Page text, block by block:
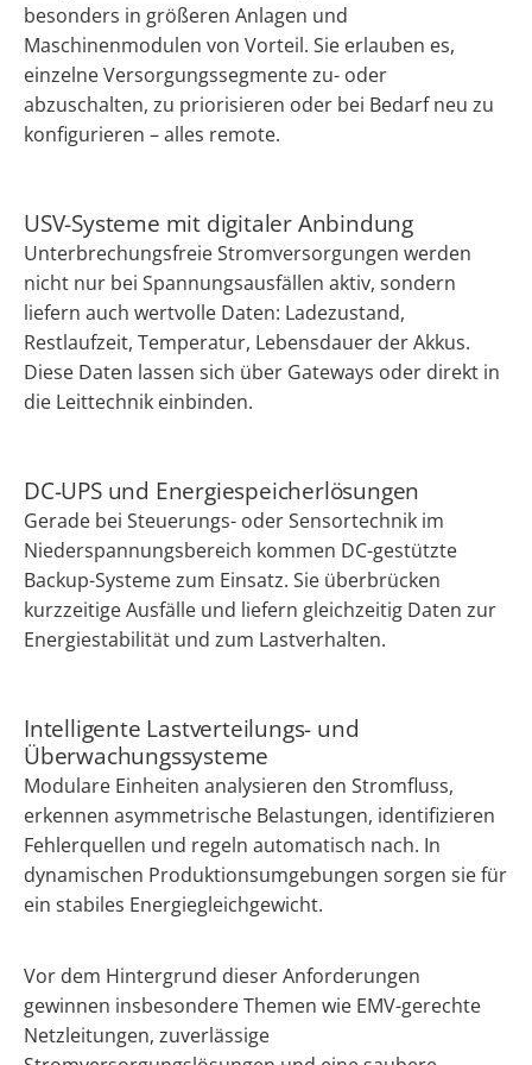
besonders in größeren Anlagen und
Maschinenmodulen von Vorteil. Sie erlauben es,
einzelne Versorgungssegmente zu- oder
abzuschalten, zu priorisieren oder bei Bedarf neu zu
konfigurieren – alles remote.
USV-Systeme mit digitaler Anbindung
Unterbrechungsfreie Stromversorgungen werden
nicht nur bei Spannungsausfällen aktiv, sondern
liefern auch wertvolle Daten: Ladezustand,
Restlaufzeit, Temperatur, Lebensdauer der Akkus.
Diese Daten lassen sich über Gateways oder direkt in
die Leittechnik einbinden.
DC-UPS und Energiespeicherlösungen
Gerade bei Steuerungs- oder Sensortechnik im
Niederspannungsbereich kommen DC-gestützte
Backup-Systeme zum Einsatz. Sie überbrücken
kurzzeitige Ausfälle und liefern gleichzeitig Daten zur
Energiestabilität und zum Lastverhalten.
Intelligente Lastverteilungs- und
Überwachungssysteme
Modulare Einheiten analysieren den Stromfluss,
erkennen asymmetrische Belastungen, identifizieren
Fehlerquellen und regeln automatisch nach. In
dynamischen Produktionsumgebungen sorgen sie für
ein stabiles Energiegleichgewicht.
Vor dem Hintergrund dieser Anforderungen
gewinnen insbesondere Themen wie EMV-gerechte
Netzleitungen, zuverlässige